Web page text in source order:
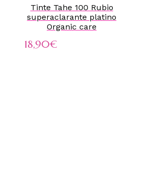
Tinte Tahe 100 Rubio
superaclarante platino
Organic care
18,90€